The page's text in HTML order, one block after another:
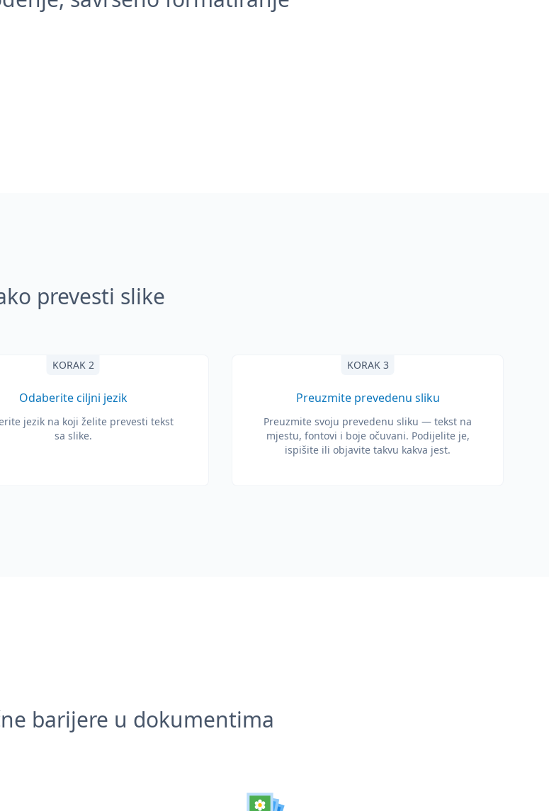
prevesti slike
KORAK 2
Odaberite ciljni jezik
jezik na koji želite prevesti tekst
sa slike.
KORAK 3
Preuzmite prevedenu sliku
Preuzmite svoju prevedenu sliku — tekst na
mjestu, fontovi i boje očuvani. Podijelite je,
ispišite ili objavite takvu kakva jest.
barijere u dokumentima